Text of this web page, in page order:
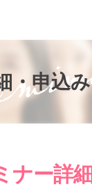
族の未来を考える
・申込み
ナー詳